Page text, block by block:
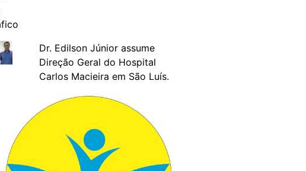
Dr. Edilson Júnior assume
Direção Geral do Hospital
Carlos Macieira em São Luís.